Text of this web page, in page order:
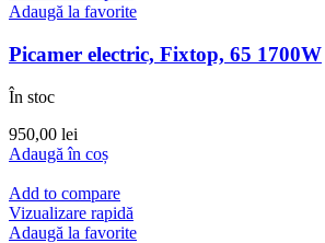
Adaugă la favorite
Picamer electric, Fixtop, 65 1700W
În stoc
950,00 lei
Adaugă în coș
Add to compare
Vizualizare rapidă
Adaugă la favorite